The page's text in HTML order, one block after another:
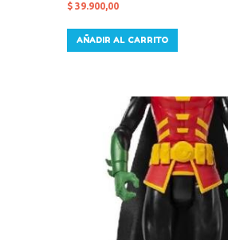
$ 39.900,00
AÑADIR AL CARRITO